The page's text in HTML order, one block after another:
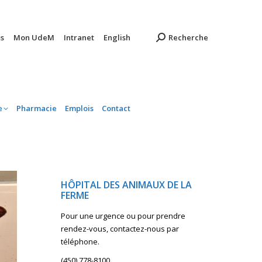
Mon UdeM Intranet English Recherche
Pharmacie Emplois Contact
HÔPITAL DES ANIMAUX DE LA
FERME
Pour une urgence ou pour prendre
rendez-vous, contactez-nous par
téléphone.